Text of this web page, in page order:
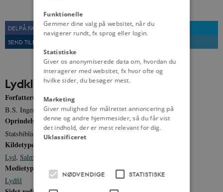
DEL PÅ FACEBOOK
DEL PÅ TWITTER
SEND TIL EN VEN
Lydklip
Forfatter(e)
B.S. Ingemann
Oprindelse
Statsbibliotekets Lydsamling
Kildetype
Lyd, Salme
Medietype
Lydfil
Funktionelle
Gemmer dine valg på websitet, når du
navigerer rundt, fx sprog eller login.
Statistiske
Giver os anonymiserede data om, hvordan du
interagerer med websitet, fx hvor ofte og
hvilke sider, du besøger mest.
Marketing
Giver mulighed for målrettet annoncering på
denne og andre hjemmesider, så du får vist
det indhold, der er mest relevant for dig.
Uklassificeret
NØDVENDIGE STATISTISKE